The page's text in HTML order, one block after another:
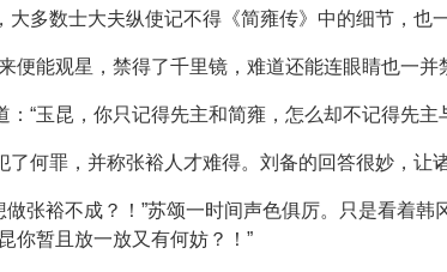
多数士大夫纵使记不得《简雍传》中的细节，也
便能观星，禁得了千里镜，难道还能连眼睛也一并
“玉昆，你只记得先主和简雍，怎么却不记得先主
何罪，并称张裕人才难得。刘备的回答很妙，让
张裕不成？！”苏颂一时间声色俱厉。只是看着韩
你暂且放一放又有何妨？！”